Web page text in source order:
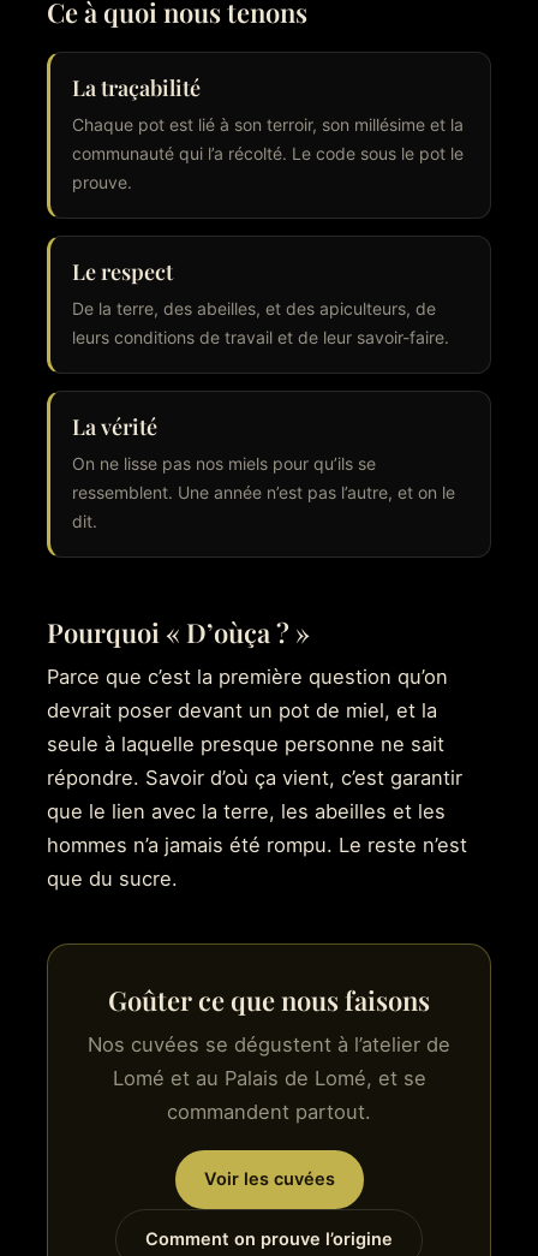
Ce à quoi nous tenons
La traçabilité
Chaque pot est lié à son terroir, son millésime et la
communauté qui l’a récolté. Le code sous le pot le
prouve.
Le respect
De la terre, des abeilles, et des apiculteurs, de
leurs conditions de travail et de leur savoir-faire.
La vérité
On ne lisse pas nos miels pour qu’ils se
ressemblent. Une année n’est pas l’autre, et on le
dit.
Pourquoi « D’oùça ? »
Parce que c’est la première question qu’on
devrait poser devant un pot de miel, et la
seule à laquelle presque personne ne sait
répondre. Savoir d’où ça vient, c’est garantir
que le lien avec la terre, les abeilles et les
hommes n’a jamais été rompu. Le reste n’est
que du sucre.
Goûter ce que nous faisons
Nos cuvées se dégustent à l’atelier de
Lomé et au Palais de Lomé, et se
commandent partout.
Voir les cuvées
Comment on prouve l’origine